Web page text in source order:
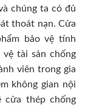
chúng ta có đủ
thoát nạn. Cửa
bảo vệ tính
tài sản chống
viên trong gia
không gian nội
thép chống